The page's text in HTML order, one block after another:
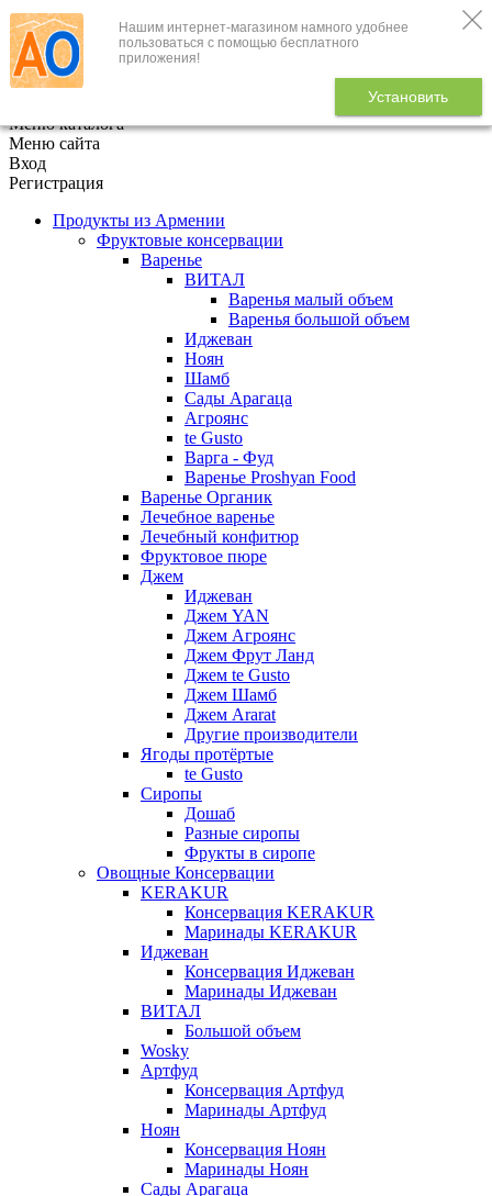
Нашим интернет-магазином намного удобнее
пользоваться с помощью бесплатного
приложения!
Установить
+7 (495) 646-888-1
В корзине
Меню каталога
Меню сайта
Вход
Регистрация
Продукты из Армении
Фруктовые консервации
Варенье
ВИТАЛ
Варенья малый объем
Варенья большой объем
Иджеван
Ноян
Шамб
Сады Арагаца
Агроянс
te Gusto
Варга - Фуд
Варенье Proshyan Food
Варенье Органик
Лечебное варенье
Лечебный конфитюр
Фруктовое пюре
Джем
Иджеван
Джем YAN
Джем Агроянс
Джем Фрут Ланд
Джем te Gusto
Джем Шамб
Джем Ararat
Другие производители
Ягоды протёртые
te Gusto
Сиропы
Дошаб
Разные сиропы
Фрукты в сиропе
Овощные Консервации
KERAKUR
Консервация KERAKUR
Маринады KERAKUR
Иджеван
Консервация Иджеван
Маринады Иджеван
ВИТАЛ
Большой объем
Wosky
Артфуд
Консервация Артфуд
Маринады Артфуд
Ноян
Консервация Ноян
Маринады Ноян
Сады Арагаца